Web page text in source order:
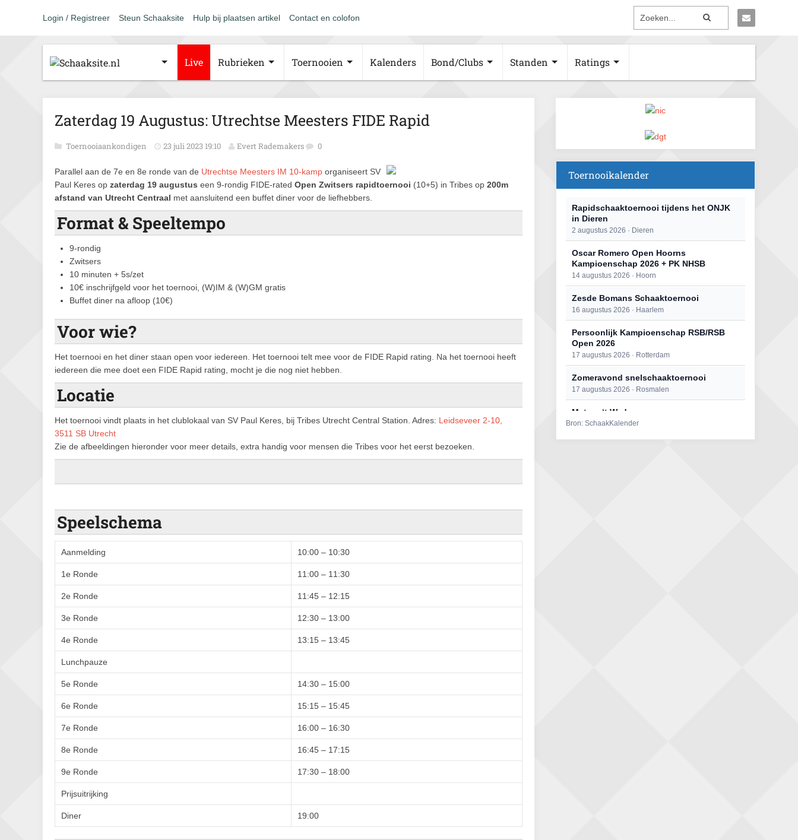
Login / Registreer Steun Schaaksite Hulp bij plaatsen artikel Contact en colofon
Live Rubrieken Toernooien Kalenders Bond/Clubs Standen Ratings
Zaterdag 19 Augustus: Utrechtse Meesters FIDE Rapid
Toernooiaankondigen 23 juli 2023 19:10 Evert Rademakers 0
Parallel aan de 7e en 8e ronde van de Utrechtse Meesters IM 10-kamp organiseert SV
Paul Keres op zaterdag 19 augustus een 9-rondig FIDE-rated Open Zwitsers rapidtoernooi (10+5) in Tribes op 200m
afstand van Utrecht Centraal met aansluitend een buffet diner voor de liefhebbers.
Format & Speeltempo
9-rondig
Zwitsers
10 minuten + 5s/zet
10€ inschrijfgeld voor het toernooi, (W)IM & (W)GM gratis
Buffet diner na afloop (10€)
Voor wie?
Het toernooi en het diner staan open voor iedereen. Het toernooi telt mee voor de FIDE Rapid rating. Na het toernooi heeft
iedereen die mee doet een FIDE Rapid rating, mocht je die nog niet hebben.
Locatie
Het toernooi vindt plaats in het clublokaal van SV Paul Keres, bij Tribes Utrecht Central Station. Adres: Leidseveer 2-10,
3511 SB Utrecht
Zie de afbeeldingen hieronder voor meer details, extra handig voor mensen die Tribes voor het eerst bezoeken.
Speelschema
Aanmelding 10:00 – 10:30
1e Ronde 11:00 – 11:30
2e Ronde 11:45 – 12:15
3e Ronde 12:30 – 13:00
4e Ronde 13:15 – 13:45
Lunchpauze
5e Ronde 14:30 – 15:00
6e Ronde 15:15 – 15:45
7e Ronde 16:00 – 16:30
8e Ronde 16:45 – 17:15
9e Ronde 17:30 – 18:00
Prijsuitrijking
Diner 19:00
Toernooikalender
Rapidschaaktoernooi tijdens het ONJK
in Dieren
2 augustus 2026 · Dieren
Oscar Romero Open Hoorns
Kampioenschap 2026 + PK NHSB
14 augustus 2026 · Hoorn
Zesde Bomans Schaaktoernooi
16 augustus 2026 · Haarlem
Persoonlijk Kampioenschap RSB/RSB
Open 2026
17 augustus 2026 · Rotterdam
Zomeravond snelschaaktoernooi
17 augustus 2026 · Rosmalen
Mat op ‘t Wad
22 augustus 2026 · Den Burg, Texel
Bron: SchaakKalender